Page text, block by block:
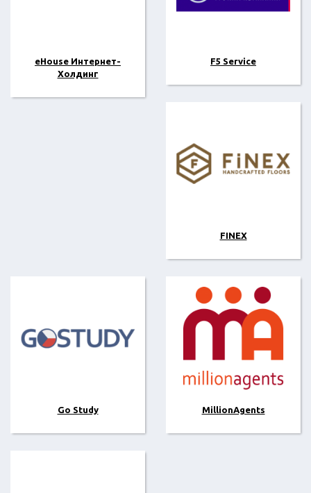
eHouse Интернет-
Холдинг
F5 Service
FINEX
Go Study MillionAgents